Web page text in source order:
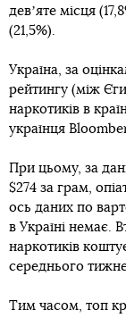
девʼяте місця
(21,5%).
Україна, за
рейтингу (між
наркотиків в
українця
При цьому, за
$274 за грам,
ось даних по
в Україні немає.
наркотиків
середнього
Тим часом, топ